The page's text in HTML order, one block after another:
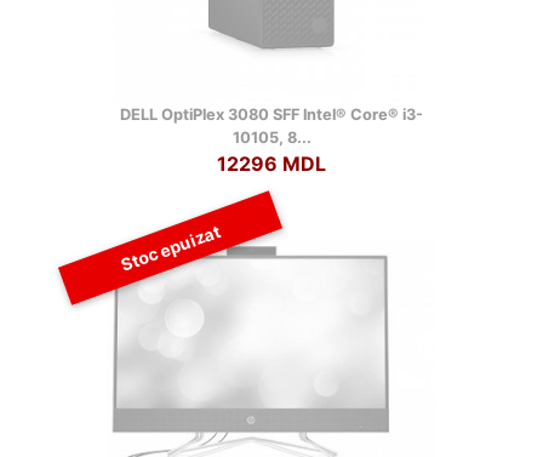
DELL OptiPlex 3080 SFF lntel® Core® i3-
10105, 8...
12296 MDL
Stoc epuizat